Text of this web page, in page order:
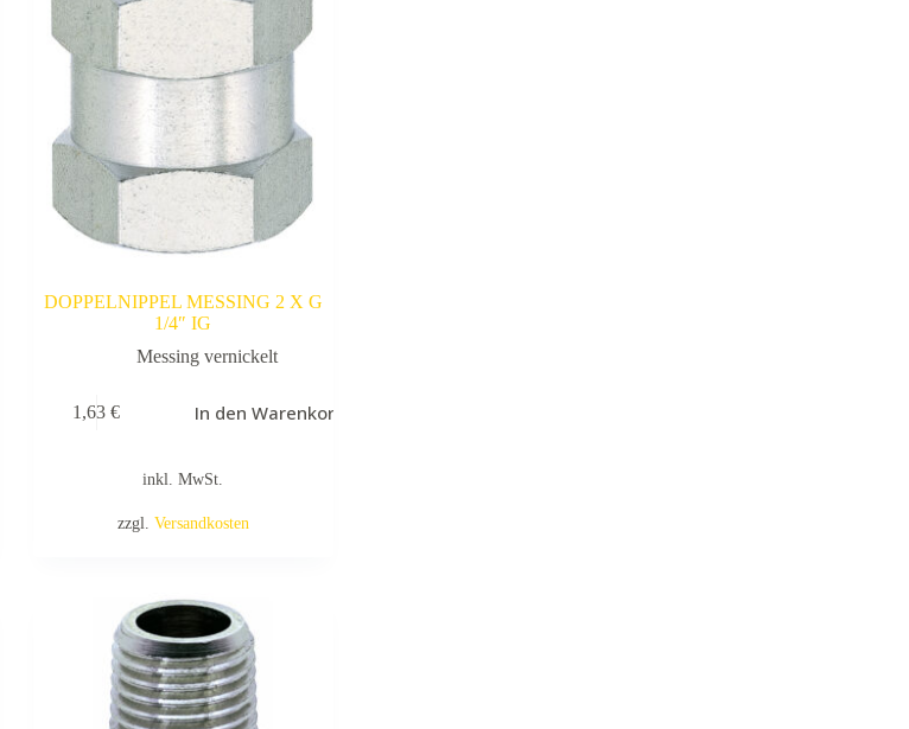
DOPPELNIPPEL MESSING 2 X G
1/4″ IG
Messing vernickelt
1,63€ In den Warenkorb
inkl. MwSt.
zzgl. Versandkosten